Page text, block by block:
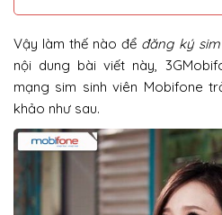
Vậy làm thế nào để đăng ký
nội dung bài viết này,
mạng sim sinh viên Mobifone
khảo như sau.